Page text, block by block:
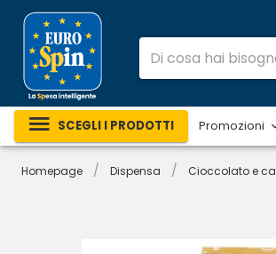
SCEGLI I PRODOTTI Promozioni
Homepage / Dispensa / Cioccolato e